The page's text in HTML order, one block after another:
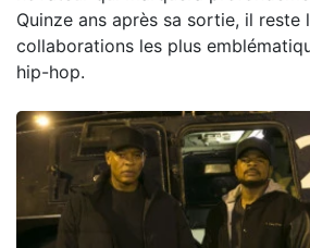
Quinze ans après sa sortie, il reste
collaborations les plus
hip-hop.